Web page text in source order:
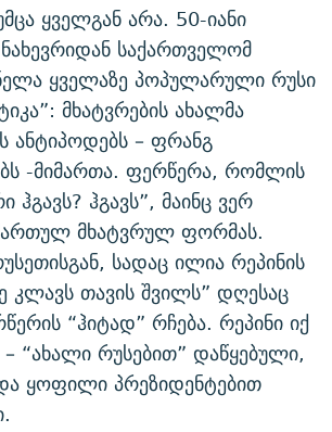
ყველგან არა. 50-იანი
საქართველომ
ყველაზე პოპულარული რუსი
მხატვრების ახალმა
ანტიპოდებს – ფრანგ
-მიმართა. ფერწერა, რომლის
ჰგავს? ჰგავს”, მაინც ვერ
მხატვრულ ფორმას.
სადაც ილია რეპინის
კლავს თავის შვილს” დღესაც
“ჰიტად” რჩება. რეპინი იქ
“ახალი რუსებით” დაწყებული,
ყოფილი პრეზიდენტებით